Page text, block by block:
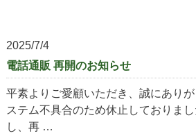
2025/7/4
電話通販 再開のお知らせ
平素よりご愛顧いただき、誠にあり
ステム不具合のため休止しておりま
し、再 …